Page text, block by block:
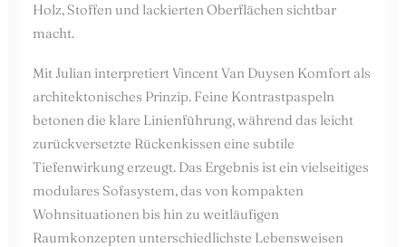
Holz, Stoffen und lackierten Oberflächen sichtbar
macht.
Mit Julian interpretiert Vincent Van Duysen Komfort als
architektonisches Prinzip. Feine Kontrastpaspeln
betonen die klare Linienführung, während das leicht
zurückversetzte Rückenkissen eine subtile
Tiefenwirkung erzeugt. Das Ergebnis ist ein vielseitiges
modulares Sofasystem, das von kompakten
Wohnsituationen bis hin zu weitläufigen
Raumkonzepten unterschiedlichste Lebensweisen